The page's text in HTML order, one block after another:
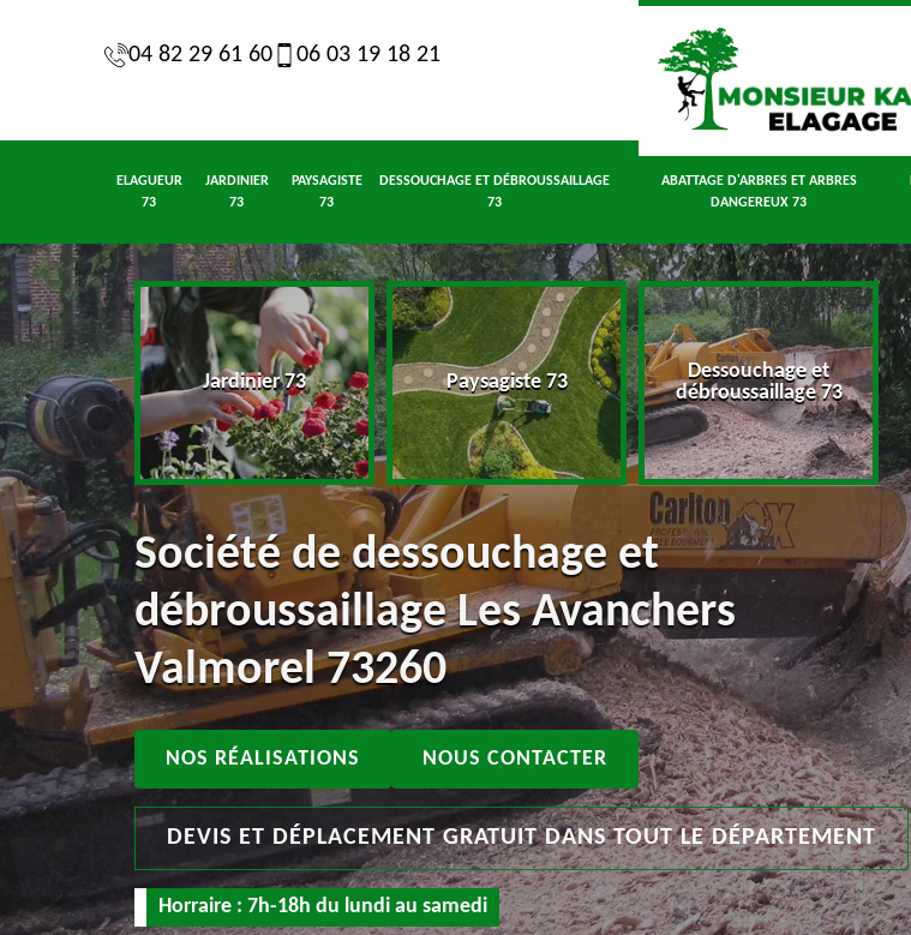
04 82 29 61 60 06 03 19 18 21
ELAGUEUR
73
JARDINIER
73
PAYSAGISTE
73
DESSOUCHAGE ET DÉBROUSSAILLAGE
73
ABATTAGE D'ARBRES ET ARBRES
DANGEREUX 73
73 Jardinier 73 Paysagiste 73
Dessouchage et
débroussaillage 73
Société de dessouchage et
débroussaillage Les Avanchers
Valmorel 73260
NOS RÉALISATIONS NOUS CONTACTER
DEVIS ET DÉPLACEMENT GRATUIT DANS TOUT LE DÉPARTEMENT
Horraire : 7h-18h du lundi au samedi